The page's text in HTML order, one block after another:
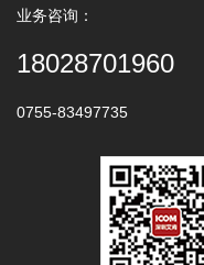
业务咨询：
18028701960
0755-83497735